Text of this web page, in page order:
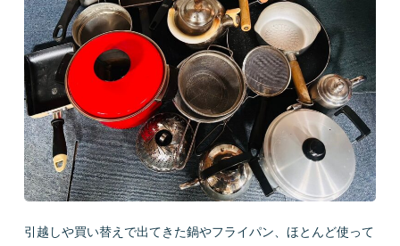
LINEで質問 お問い合わせ
プライバシーポリシー お問い合わせ
引越しや買い替えで出てきた鍋やフライパン、ほとんど使って